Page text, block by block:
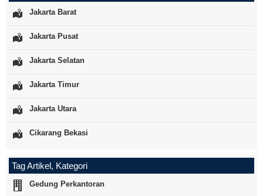
Jakarta Barat
Jakarta Pusat
Jakarta Selatan
Jakarta Timur
Jakarta Utara
Cikarang Bekasi
Tag Artikel, Kategori
Gedung Perkantoran